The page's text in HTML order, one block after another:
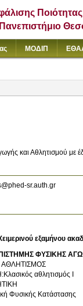
Ποιότητας
ΜΟΔΙΠ
και Αθλητισμού με
sr.auth.gr
εξαμήνου
ΦΥΣΙΚΗΣ
ΑΘΛΗΤΙΣΜΟΣ
αθλητισμός Ι
Φυσικής Κατάστασης